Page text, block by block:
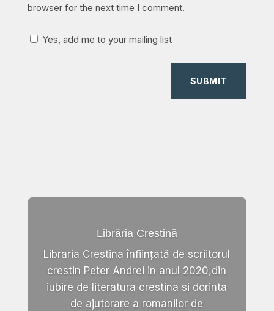
browser for the next time I comment.
Yes, add me to your mailing list
SUBMIT
Librăria Creștină
Libraria Crestina înființată de scriitorul
crestin Peter Andrei in anul 2020,din
iubire de literatura crestina si dorinta
de ajutorare a romanilor de